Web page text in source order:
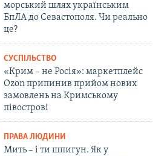
морський шлях українським
БпЛА до Севастополя. Чи реально
це?
СУСПІЛЬСТВО
«Крим – не Росія»: маркетплейс
Ozon припинив прийом нових
замовлень на Кримському
півострові
ПРАВА ЛЮДИНИ
Мить – і ти шпигун. Як у